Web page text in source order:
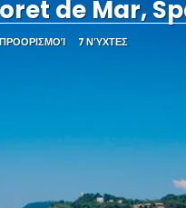
de Mar,
7 ΝΎΧΤΕΣ